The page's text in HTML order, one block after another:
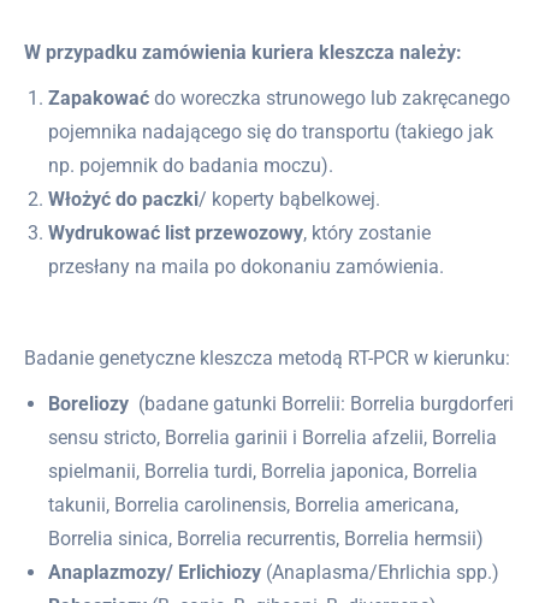
W przypadku zamówienia kuriera kleszcza należy:
Zapakować do woreczka strunowego lub zakręcanego
pojemnika nadającego się do transportu (takiego jak
np. pojemnik do badania moczu).
Włożyć do paczki/ koperty bąbelkowej.
Wydrukować list przewozowy, który zostanie
przesłany na maila po dokonaniu zamówienia.
Badanie genetyczne kleszcza metodą RT-PCR w kierunku:
Boreliozy (badane gatunki Borrelii: Borrelia burgdorferi
sensu stricto, Borrelia garinii i Borrelia afzelii, Borrelia
spielmanii, Borrelia turdi, Borrelia japonica, Borrelia
takunii, Borrelia carolinensis, Borrelia americana,
Borrelia sinica, Borrelia recurrentis, Borrelia hermsii)
Anaplazmozy/ Erlichiozy (Anaplasma/Ehrlichia spp.)